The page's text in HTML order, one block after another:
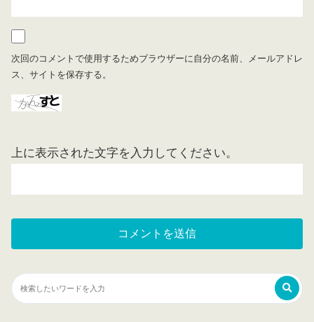
次回のコメントで使用するためブラウザーに自分の名前、メールアドレ
ス、サイトを保存する。
上に表示された文字を入力してください。